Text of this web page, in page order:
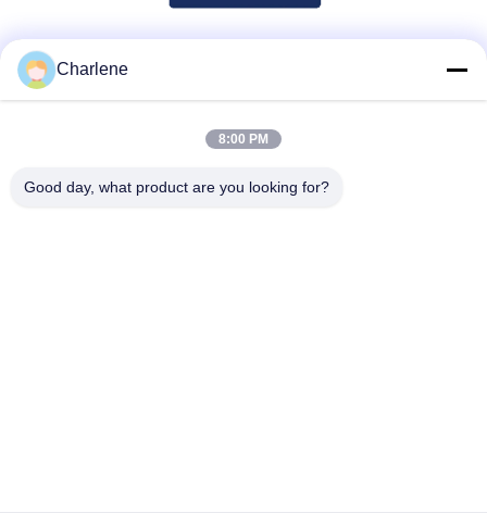
Charlene
8:00 PM
Good day, what product are you looking for?